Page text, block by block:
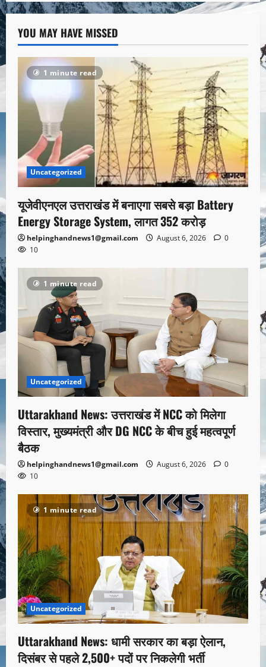
YOU MAY HAVE MISSED
1 minute read
Uncategorized
यूजेवीएनएल उत्तराखंड में बनाएगा सबसे बड़ा Battery
Energy Storage System, लागत 352 करोड़
helpinghandnews1@gmail.com August 6, 2026
0
10
1 minute read
Uncategorized
Uttarakhand News: उत्तराखंड में NCC को मिलेगा
विस्तार, मुख्यमंत्री और DG NCC के बीच हुई महत्वपूर्ण
बैठक
helpinghandnews1@gmail.com August 6, 2026
0
10
1 minute read
Uncategorized
Uttarakhand News: धामी सरकार का बड़ा ऐलान,
दिसंबर से पहले 2,500+ पदों पर निकलेगी भर्ती